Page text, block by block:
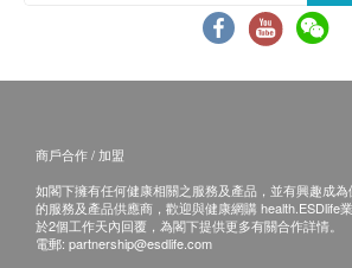
商戶合作 / 加盟
如閣下擁有任何健康相關之服務及產品，並有興趣成
的服務及產品供應商，歡迎與健康網購 health.ESDlife
於2個工作天內回覆，為閣下提供更多有關合作詳情。
電郵: partnership@esdlife.com